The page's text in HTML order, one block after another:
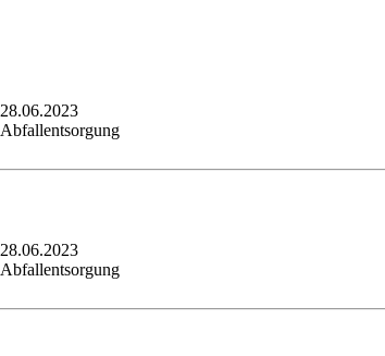
28.06.2023
Abfallentsorgung
28.06.2023
Abfallentsorgung